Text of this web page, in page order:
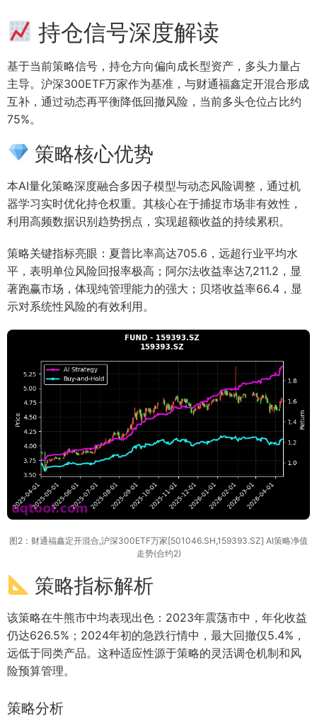
持仓信号深度解读
基于当前策略信号，持仓方向偏向成长型资产，多头力量占
主导。沪深300ETF万家作为基准，与财通福鑫定开混合形成
互补，通过动态再平衡降低回撤风险，当前多头仓位占比约
75%。
策略核心优势
本AI量化策略深度融合多因子模型与动态风险调整，通过机
器学习实时优化持仓权重。其核心在于捕捉市场非有效性，
利用高频数据识别趋势拐点，实现超额收益的持续累积。
策略关键指标亮眼：夏普比率高达705.6，远超行业平均水
平，表明单位风险回报率极高；阿尔法收益率达7,211.2，显
著跑赢市场，体现纯管理能力的强大；贝塔收益率66.4，显
示对系统性风险的有效利用。
图2：财通福鑫定开混合,沪深300ETF万家[501046.SH,159393.SZ] AI策略净值
走势(合约2)
策略指标解析
该策略在牛熊市中均表现出色：2023年震荡市中，年化收益
仍达626.5%；2024年初的急跌行情中，最大回撤仅5.4%，
远低于同类产品。这种适应性源于策略的灵活调仓机制和风
险预算管理。
策略分析